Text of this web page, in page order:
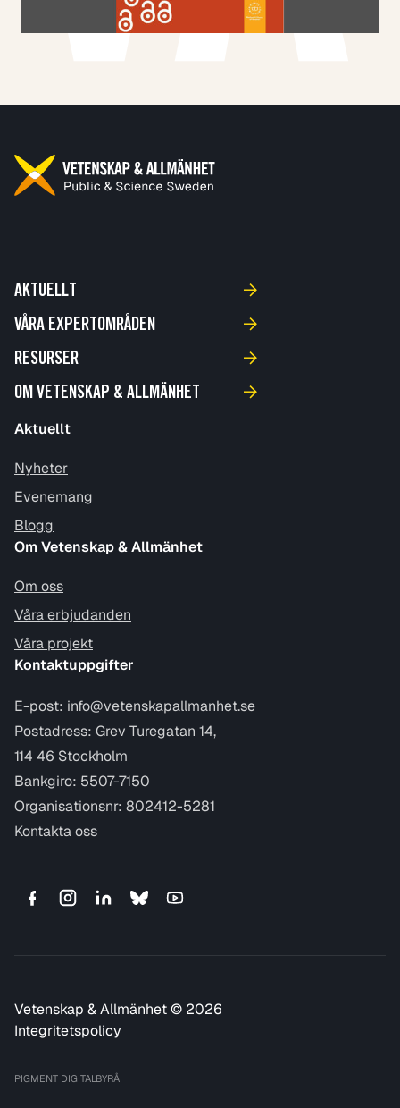
AKTUELLT
VÅRA EXPERTOMRÅDEN
RESURSER
OM VETENSKAP & ALLMÄNHET
Aktuellt
Nyheter
Evenemang
Blogg
Om Vetenskap & Allmänhet
Om oss
Våra erbjudanden
Våra projekt
Kontaktuppgifter
E-post: info@vetenskapallmanhet.se
Postadress: Grev Turegatan 14,
114 46 Stockholm
Bankgiro: 5507-7150
Organisationsnr: 802412-5281
Kontakta oss
Vetenskap & Allmänhet © 2026
Integritetspolicy
PIGMENT DIGITALBYRÅ